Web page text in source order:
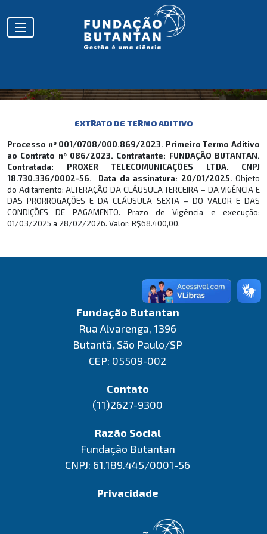
EXTRATOS
EXTRATO DE TERMO ADITIVO
Processo nº 001/0708/000.869/2023. Primeiro Termo Aditivo
ao Contrato nº 086/2023. Contratante: FUNDAÇÃO BUTANTAN.
Contratada: PROXER TELECOMUNICAÇÕES LTDA. CNPJ
18.730.336/0002-56. Data da assinatura: 20/01/2025. Objeto
do Aditamento: ALTERAÇÃO DA CLÁUSULA TERCEIRA – DA VIGÊNCIA E
DAS PRORROGAÇÕES E DA CLÁUSULA SEXTA – DO VALOR E DAS
CONDIÇÕES DE PAGAMENTO. Prazo de Vigência e execução:
01/03/2025 a 28/02/2026. Valor: R$68.400,00.
Fundação Butantan
Rua Alvarenga, 1396
Butantã, São Paulo/SP
CEP: 05509-002
Contato
(11)2627-9300
Razão Social
Fundação Butantan
CNPJ: 61.189.445/0001-56
Privacidade